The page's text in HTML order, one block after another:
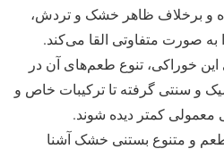
و برخلاف ظاهر خشک و تردش،
صورت متفاوتی القا می‌کند.
خوراکی، تنوع طعم‌های آن در
و سنتی گرفته تا ترکیبات خاص و
کمتر دیده شوند.
و متنوع بستنی خشک آشنا